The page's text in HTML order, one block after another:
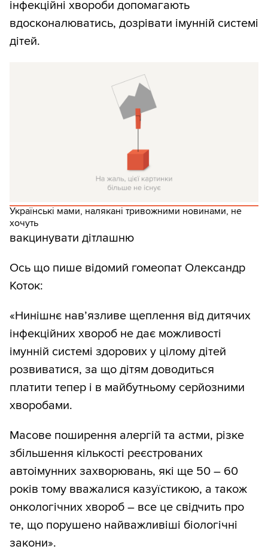
інфекційні хвороби допомагають
вдосконалюватись, дозрівати імунній системі
дітей.
Українські мами, налякані тривожними новинами, не
хочуть
вакцинувати дітлашню
Ось що пише відомий гомеопат Олександр
Коток:
«Нинішнє нав’язливе щеплення від дитячих
інфекційних хвороб не дає можливості
імунній системі здорових у цілому дітей
розвиватися, за що дітям доводиться
платити тепер і в майбутньому серйозними
хворобами.
Масове поширення алергій та астми, різке
збільшення кількості реєстрованих
автоімунних захворювань, які ще 50 – 60
років тому вважалися казуїстикою, а також
онкологічних хвороб – все це свідчить про
те, що порушено найважливіші біологічні
закони».